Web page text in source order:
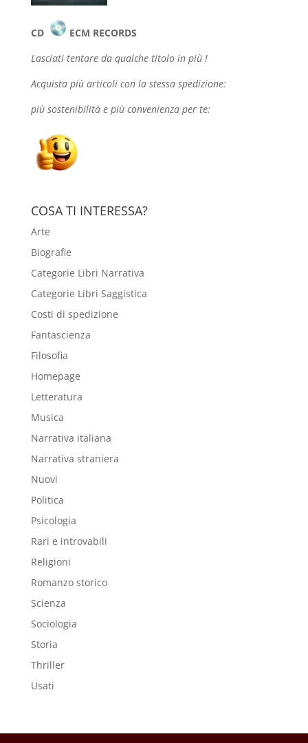
CD
ECM RECORDS
Lasciati tentare da qualche titolo in più !
Acquista più articoli con la stessa spedizione:
più sostenibilità e più convenienza per te:
COSA TI INTERESSA?
Arte
Biografie
Categorie Libri Narrativa
Categorie Libri Saggistica
Costi di spedizione
Fantascienza
Filosofia
Homepage
Letteratura
Musica
Narrativa italiana
Narrativa straniera
Nuovi
Politica
Psicologia
Rari e introvabili
Religioni
Romanzo storico
Scienza
Sociologia
Storia
Thriller
Usati